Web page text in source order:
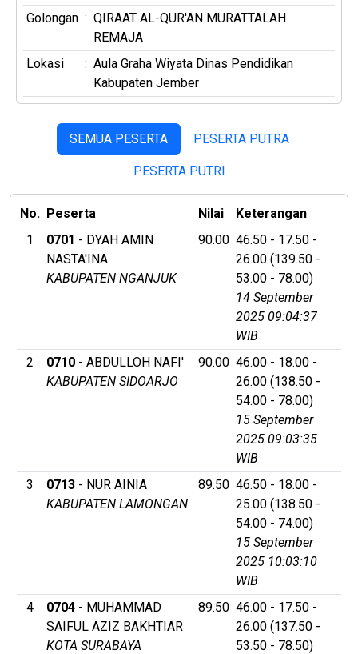
Golongan : QIRAAT AL-QUR'AN MURATTALAH
REMAJA
Lokasi
: Aula Graha Wiyata Dinas Pendidikan
Kabupaten Jember
SEMUA PESERTA PESERTA PUTRA
PESERTA PUTRI
No. Peserta Nilai
Keterangan
1
0701 - DYAH AMIN
NASTA'INA
KABUPATEN NGANJUK
90.00 46.50 - 17.50 -
26.00 (139.50 -
53.00 - 78.00)
14 September
2025 09:04:37
WIB
2
0710 - ABDULLOH NAFI'
KABUPATEN SIDOARJO
90.00 46.00 - 18.00 -
26.00 (138.50 -
54.00 - 78.00)
15 September
2025 09:03:35
WIB
3
0713 - NUR AINIA
KABUPATEN LAMONGAN
89.50 46.50 - 18.00 -
25.00 (138.50 -
54.00 - 74.00)
15 September
2025 10:03:10
WIB
4
0704 - MUHAMMAD
SAIFUL AZIZ BAKHTIAR
KOTA SURABAYA
89.50 46.00 - 17.50 -
26.00 (137.50 -
53.50 - 78.50)